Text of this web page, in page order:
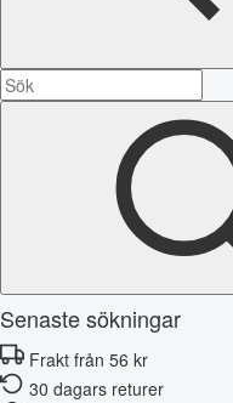
Senaste sökningar
Frakt från 56 kr
30 dagars returer